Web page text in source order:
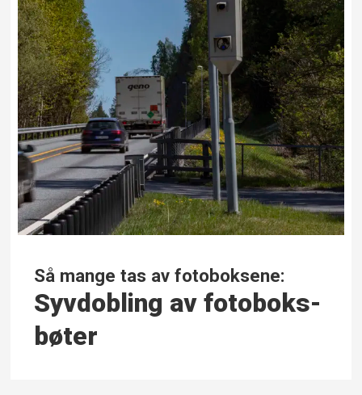
Så mange tas av fotoboksene:
Syvdobling av fotoboks-
bøter